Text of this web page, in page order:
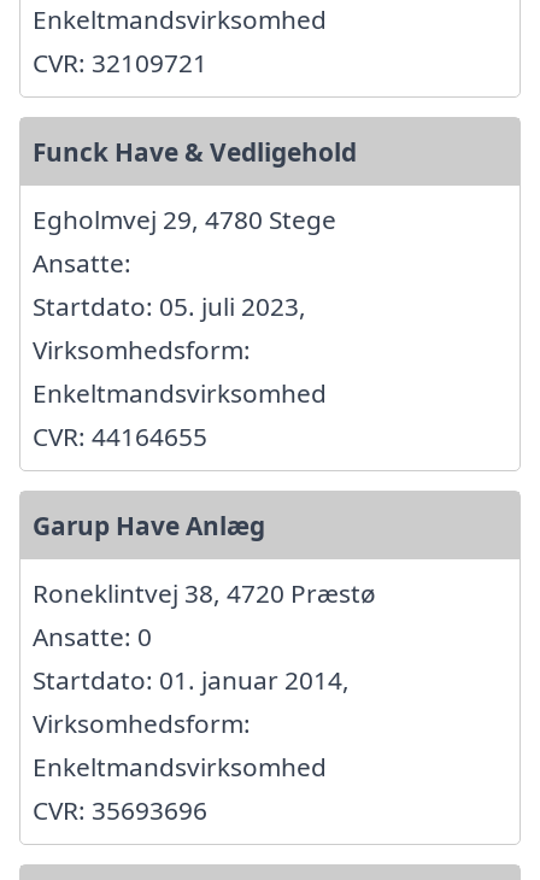
Enkeltmandsvirksomhed
CVR: 32109721
Funck Have & Vedligehold
Egholmvej 29, 4780 Stege
Ansatte:
Startdato: 05. juli 2023,
Virksomhedsform:
Enkeltmandsvirksomhed
CVR: 44164655
Garup Have Anlæg
Roneklintvej 38, 4720 Præstø
Ansatte: 0
Startdato: 01. januar 2014,
Virksomhedsform:
Enkeltmandsvirksomhed
CVR: 35693696